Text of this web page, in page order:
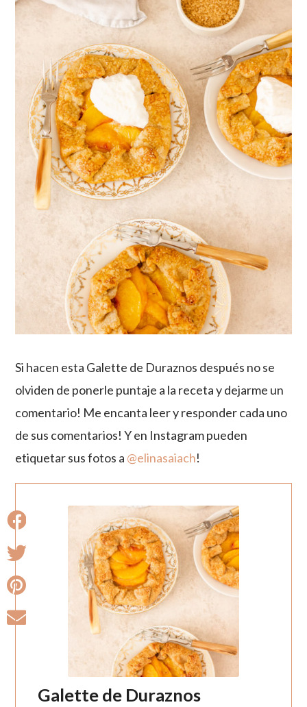
Si hacen esta Galette de Duraznos después no se
olviden de ponerle puntaje a la receta y dejarme un
comentario! Me encanta leer y responder cada uno
de sus comentarios! Y en Instagram pueden
etiquetar sus fotos a @elinasaiach!
Galette de Duraznos